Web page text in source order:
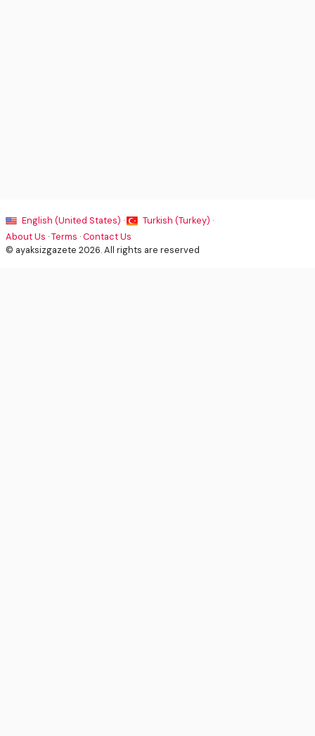
English (United States) ·
Turkish (Turkey) ·
About Us ·Terms ·Contact Us
© ayaksizgazete 2026. All rights are reserved